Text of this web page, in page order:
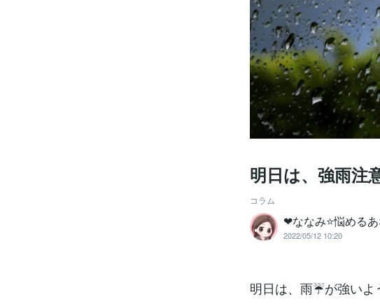
明日は、強雨注意
コラム
❤ななみ⭐悩める
2022/05/12 10:20
明日は、雨☔が強い